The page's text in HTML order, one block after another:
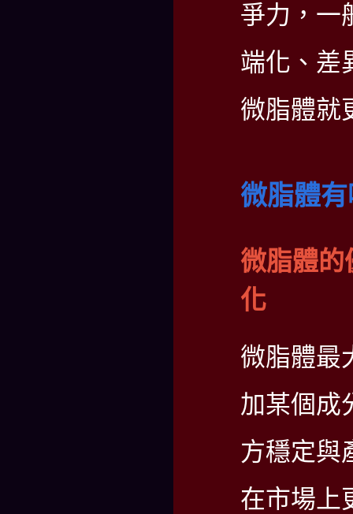
爭力，一
端化、差
微脂體就
微脂體
微脂體的
化
微脂體最
加某個成
方穩定與
在市場上